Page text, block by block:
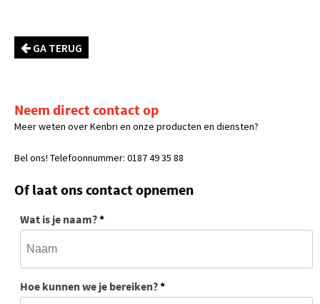
GA TERUG
Neem direct contact op
Meer weten over Kenbri en onze producten en diensten?
Bel ons! Telefoonnummer: 0187 49 35 88
Of laat ons contact opnemen
Wat is je naam?*
Hoe kunnen we je bereiken?*